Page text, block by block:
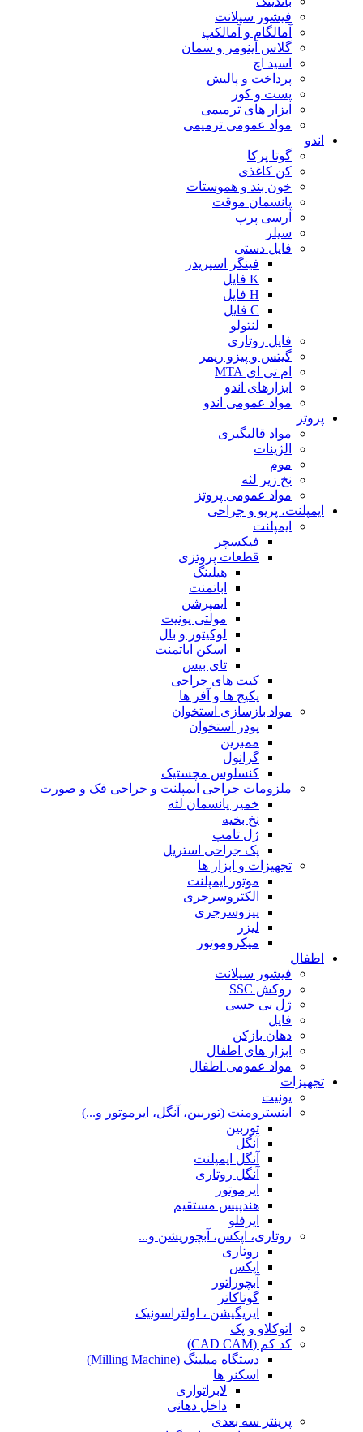
فیشور سیلانت
آمالگام و آمالکپ
گلاس آینومر و سمان
اسید اچ
پرداخت و پالیش
پست و کور
ابزار های ترمیمی
مواد عمومی ترمیمی
اندو
گوتا پرکا
کن کاغذی
خون بند و هموستات
پانسمان موقت
آرسی پرپ
سیلر
فایل دستی
فینگر اسپریدر
K فایل
H فایل
C فایل
لنتولو
فایل روتاری
گیتس و پیزو ریمر
ام تی ای MTA
ابزارهای اندو
مواد عمومی اندو
پروتز
مواد قالبگیری
الژینات
موم
نخ زیر لثه
مواد عمومی پروتز
ایمپلنت، پریو و جراحی
ایمپلنت
فیکسچر
قطعات پروتزی
هیلینگ
اباتمنت
ایمپرشن
مولتی یونیت
لوکیتور و بال
اسکن اباتمنت
تای بیس
کیت های جراحی
پکیج ها و آفر ها
مواد بازسازی استخوان
پودر استخوان
ممبرین
گرانول
کنسلوس مچستیک
ملزومات جراحی ایمپلنت و جراحی فک و صورت
خمیر پانسمان لثه
نخ بخیه
ژل تامپ
پک جراحی استریل
تجهیزات و ابزار ها
موتور ایمپلنت
الکتروسرجری
پیزوسرجری
لیزر
میکروموتور
اطفال
فیشور سیلانت
روکش SSC
ژل بی حسی
فایل
دهان بازکن
ابزار های اطفال
مواد عمومی اطفال
تجهیزات
یونیت
اینسترومنت (توربین، آنگل، ایرموتور و...)
توربین
آنگل
آنگل ایمپلنت
آنگل روتاری
ایرموتور
هندپیس مستقیم
ایرفلو
روتاری، اپکس، آبچوریشن و...
روتاری
اپکس
آبچوراتور
گوتاکاتر
ایریگیشن ، اولتراسونیک
اتوکلاو و پک
کد کم (CAD CAM)
دستگاه میلینگ (Milling Machine)
اسکنر ها
لابراتواری
داخل دهانی
پرینتر سه بعدی